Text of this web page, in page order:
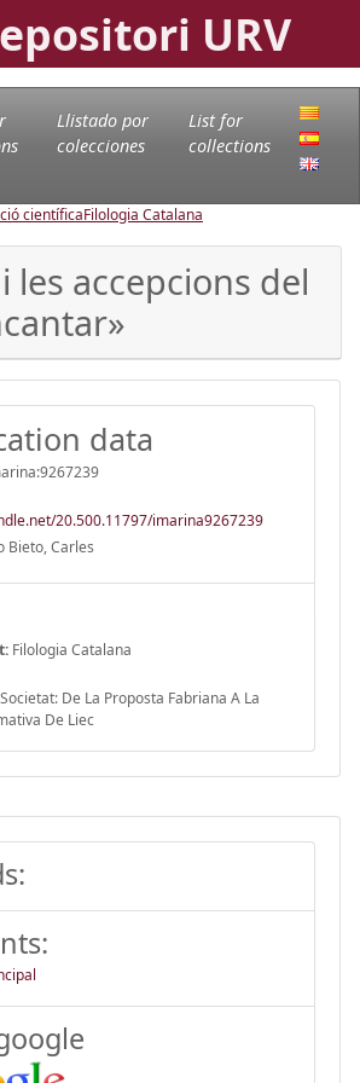
URV
Llistado por
colecciones
List for
collections
científicaFilologia Catalana
les accepcions del
data
20.500.11797/imarina9267239
Bieto, Carles
Filologia Catalana
De La Proposta Fabriana A La
De Liec